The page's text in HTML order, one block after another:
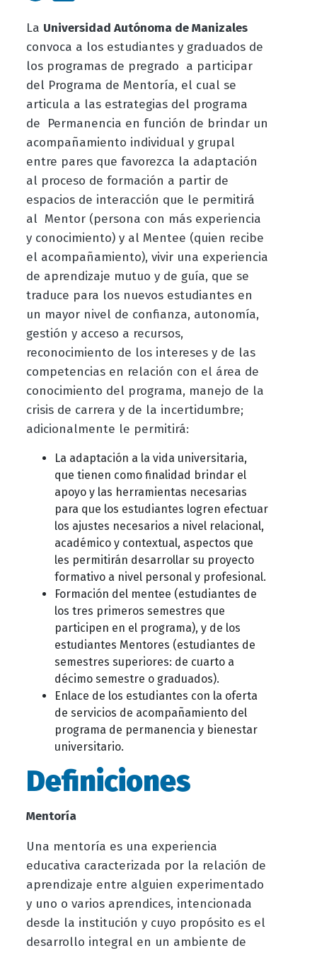
La Universidad Autónoma de Manizales
convoca a los estudiantes y graduados de
los programas de pregrado a participar
del Programa de Mentoría, el cual se
articula a las estrategias del programa
de Permanencia en función de brindar un
acompañamiento individual y grupal
entre pares que favorezca la adaptación
al proceso de formación a partir de
espacios de interacción que le permitirá
al Mentor (persona con más experiencia
y conocimiento) y al Mentee (quien recibe
el acompañamiento), vivir una experiencia
de aprendizaje mutuo y de guía, que se
traduce para los nuevos estudiantes en
un mayor nivel de confianza, autonomía,
gestión y acceso a recursos,
reconocimiento de los intereses y de las
competencias en relación con el área de
conocimiento del programa, manejo de la
crisis de carrera y de la incertidumbre;
adicionalmente le permitirá:
La adaptación a la vida universitaria,
que tienen como finalidad brindar el
apoyo y las herramientas necesarias
para que los estudiantes logren efectuar
los ajustes necesarios a nivel relacional,
académico y contextual, aspectos que
les permitirán desarrollar su proyecto
formativo a nivel personal y profesional.
Formación del mentee (estudiantes de
los tres primeros semestres que
participen en el programa), y de los
estudiantes Mentores (estudiantes de
semestres superiores: de cuarto a
décimo semestre o graduados).
Enlace de los estudiantes con la oferta
de servicios de acompañamiento del
programa de permanencia y bienestar
universitario.
Definiciones
Mentoría
Una mentoría es una experiencia
educativa caracterizada por la relación de
aprendizaje entre alguien experimentado
y uno o varios aprendices, intencionada
desde la institución y cuyo propósito es el
desarrollo integral en un ambiente de